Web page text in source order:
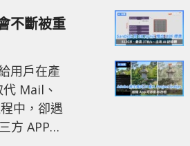
不斷被重
用戶在產
Mail、
中，卻遇
方 APP